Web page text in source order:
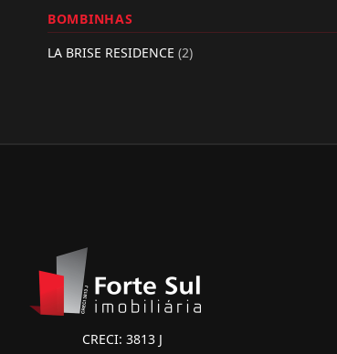
BOMBINHAS
LA BRISE RESIDENCE (2)
CRECI: 3813 J